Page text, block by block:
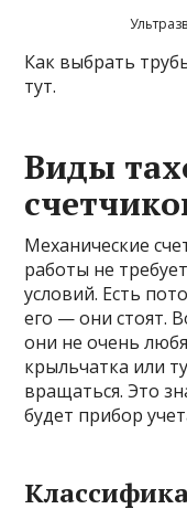
Как выбрать
тут.
Виды
Механические
работы не
условий. Есть
его — они стоят.
они не очень
крыльчатка или
вращаться. Это
будет прибор